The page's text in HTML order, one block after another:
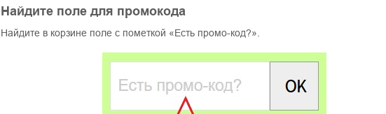
Найдите поле для промокода
Найдите в корзине поле с пометкой «Есть промо-код?».